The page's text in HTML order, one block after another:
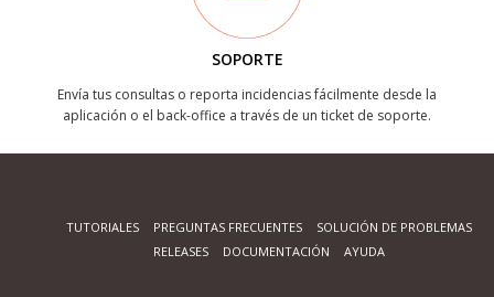
SOPORTE
Envía tus consultas o reporta incidencias fácilmente desde la
aplicación o el back-office a través de un ticket de soporte.
TUTORIALES PREGUNTAS FRECUENTES
SOLUCIÓN DE PROBLEMAS
RELEASES
DOCUMENTACIÓN AYUDA